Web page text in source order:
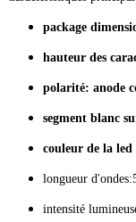
package
hauteur des
polarité: anode
segment blanc
couleur de la
longueur
intensité